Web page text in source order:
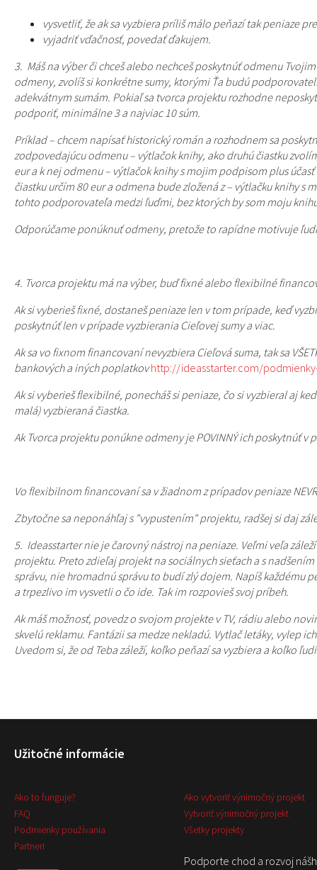
vysvetliť, že ak sa vyzbiera príliš málo peňazí tak peniaze
vyjadriť vďačnosť, povedať ďakujem.
3. Máš na výber či chceš alebo nechceš poskytnúť odmenu
odmeny, zvolíš si konkrétne sumy, ktorými Ťa budú
adekvátnym sumám. Pokiaľ sa tvorca projektu rozhodne
podporiť, minimálne 3 a najviac 10 súm.
Príklad – chcem napísať historický román a rozhodnem sa
zodpovedajúcu odmenu – výtlačok knihy, ako druhú čiastku
eur a k nej odmenu – výtlačok knihy s mojim podpisom plus
čiastku určím 80 eur a odmena bude zložená z – výtlačku knihy
tohto podporovateľa medzi ľuďmi, bez ktorých by som moju
Odporúčame ponúknuť odmeny, pretože to rapídne motivuje
4. Tvorca projektu má na výber, buď fixné alebo flexibilné
Ak si vyberieš fixné, dostaneš peniaze len v tom prípade, keď
poskytnúť len v prípade vyzbierania Cieľovej sumy a viac.
Ak sa vo fixnom financovaní nevyzbiera Cieľová suma, tak sa
bankových a iných poplatkovhttp://ideasstarter.com/
Ak si vyberieš flexibilné, ponecháš si peniaze, čo si vyzbieral aj
malá) vyzbieraná čiastka.
Ak Tvorca projektu ponúkne odmeny je POVINNÝ ich poskytnúť v
Vo flexibilnom financovaní sa v žiadnom z prípadov peniaze
Zbytočne sa neponáhľaj s "vypustením" projektu, radšej si daj
5. Ideasstarter nie je čarovný nástroj na peniaze. Veľmi veľa
projektu. Preto zdieľaj projekt na sociálnych sieťach a s
správu, nie hromadnú správu to budí zlý dojem. Napíš
a trpezlivo im vysvetli o čo ide. Tak im
Ak máš možnosť, povedz o svojom projekte v TV, rádiu alebo
skvelú reklamu. Fantázii sa medze nekladú. Vytlač letáky, vylep
Uvedom si, že od Teba záleží, koľko peňazí sa vyzbiera a koľko
Užitočné informácie
Ako to funguje?
FAQ
Podmienky používania
Partneri
Ako vytvoriť výnimočný projekt
Vytvoriť výnimočný projekt
Všetky projekty
Podporte chod a rozvoj